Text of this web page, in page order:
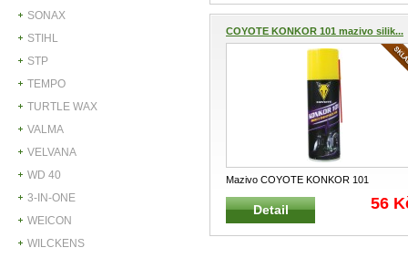
SONAX
STIHL
STP
TEMPO
TURTLE WAX
VALMA
VELVANA
WD 40
3-IN-ONE
WEICON
WILCKENS
COYOTE KONKOR 101 mazivo silik...
Mazivo COYOTE KONKOR 101
silikonové 200 ml Chrání železné kovy
proti...Detail 56